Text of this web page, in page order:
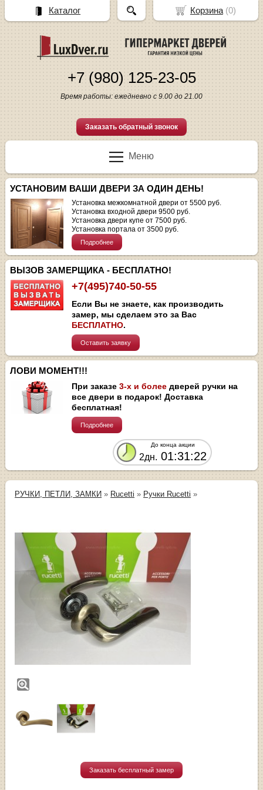
+7 (980) 125-23-05
Время работы: ежедневно с 9.00 до 21.00
Заказать обратный звонок
Меню
УСТАНОВИМ ВАШИ ДВЕРИ ЗА ОДИН ДЕНЬ!
Установка межкомнатной двери от 5500 руб.
Установка входной двери 9500 руб.
Установка двери купе от 7500 руб.
Установка портала от 3500 руб.
Подробнее
ВЫЗОВ ЗАМЕРЩИКА - БЕСПЛАТНО!
+7(495)740-50-55
Если Вы не знаете, как производить
замер, мы сделаем это за Вас
БЕСПЛАТНО.
Оставить заявку
ЛОВИ МОМЕНТ!!!
При заказе3-х и более дверей ручки на
все двери в подарок! Доставка
бесплатная!
Подробнее
До конца акции
2дн. 01:31:22
РУЧКИ, ПЕТЛИ, ЗАМКИ » Rucetti » Ручки Rucetti »
Заказать бесплатный замер
Корзина(0)
Каталог